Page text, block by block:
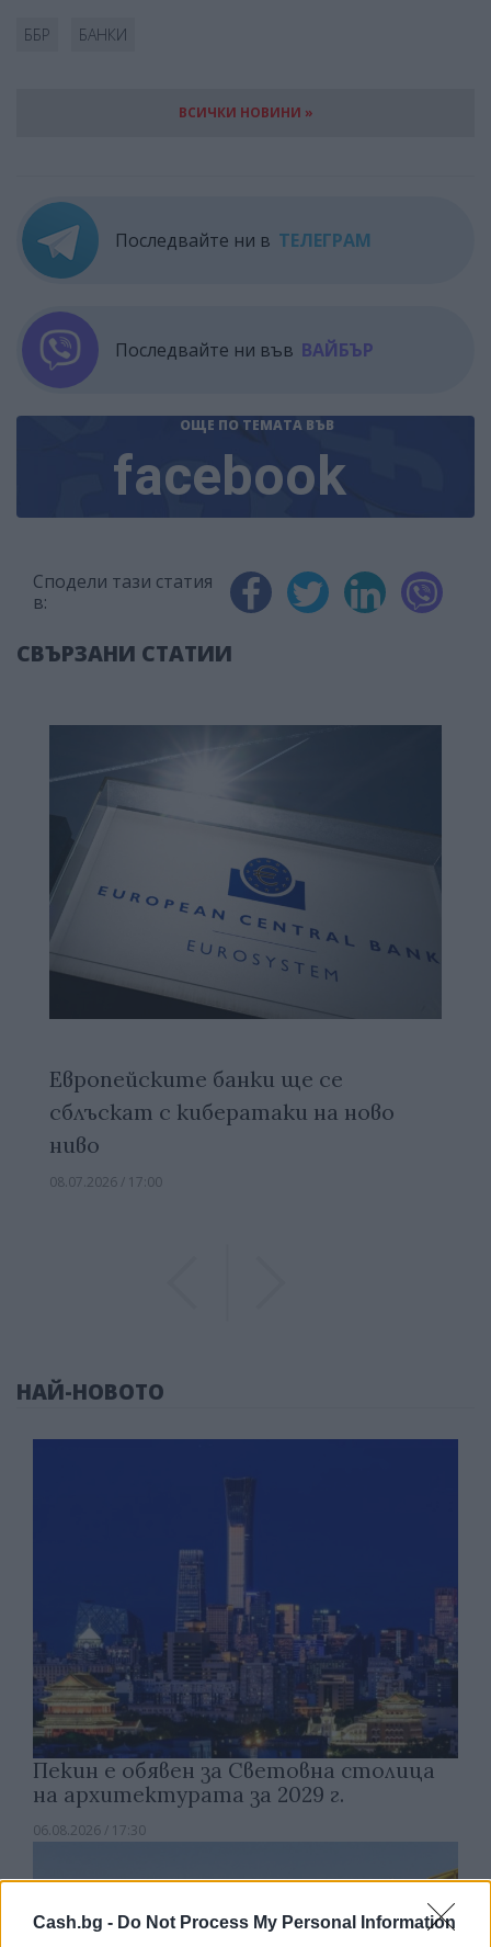
Cash.bg - Do Not Process My Personal Information
ББР БАНКИ
ВСИЧКИ НОВИНИ »
Последвайте ни в ТЕЛЕГРАМ
Последвайте ни във ВАЙБЪР
ОЩЕ ПО ТЕМАТА ВЪВ
facebook
Сподели тази статия
в:
СВЪРЗАНИ СТАТИИ
Европейските банки ще се
сблъскат с кибератаки на ново
ниво
08.07.2026 / 17:00
НАЙ-НОВОТО
Пекин е обявен за Световна столица
на архитектурата за 2029 г.
06.08.2026 / 17:30